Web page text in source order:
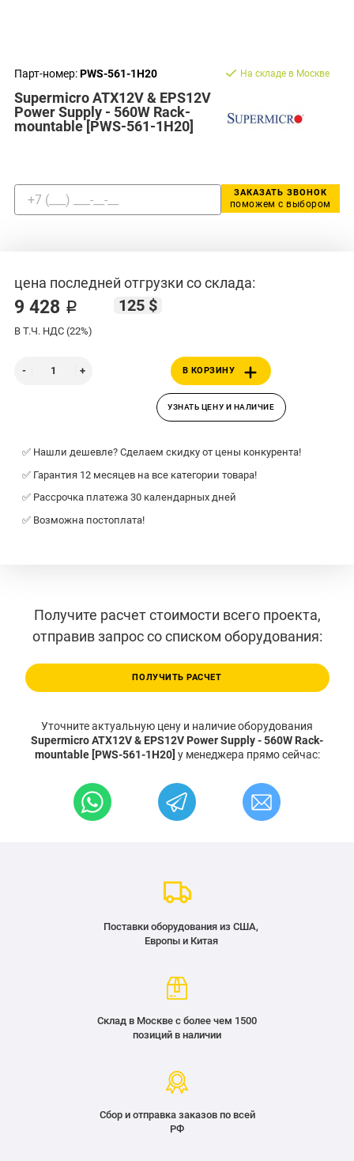
Парт-номер:PWS-561-1H20
Supermicro ATX12V & EPS12V
Power Supply - 560W Rack-
mountable [PWS-561-1H20]
На складе в Москве
ЗАКАЗАТЬ ЗВОНОК
поможем с выбором
цена последней отгрузки со склада:
9 428 ₽ 125 $
В Т.Ч. НДС (22%)
В КОРЗИНУ
УЗНАТЬ ЦЕНУ И НАЛИЧИЕ
✅ Нашли дешевле? Сделаем скидку от цены конкурента!
✅ Гарантия 12 месяцев на все категории товара!
✅ Рассрочка платежа 30 календарных дней
✅ Возможна постоплата!
Получите расчет стоимости всего проекта,
отправив запрос со списком оборудования:
ПОЛУЧИТЬ РАСЧЕТ
Уточните актуальную цену и наличие оборудования
Supermicro ATX12V & EPS12V Power Supply - 560W Rack-
mountable [PWS-561-1H20] у менеджера прямо сейчас:
Поставки оборудования из США,
Европы и Китая
Склад в Москве с более чем 1500
позиций в наличии
Сбор и отправка заказов по всей
РФ